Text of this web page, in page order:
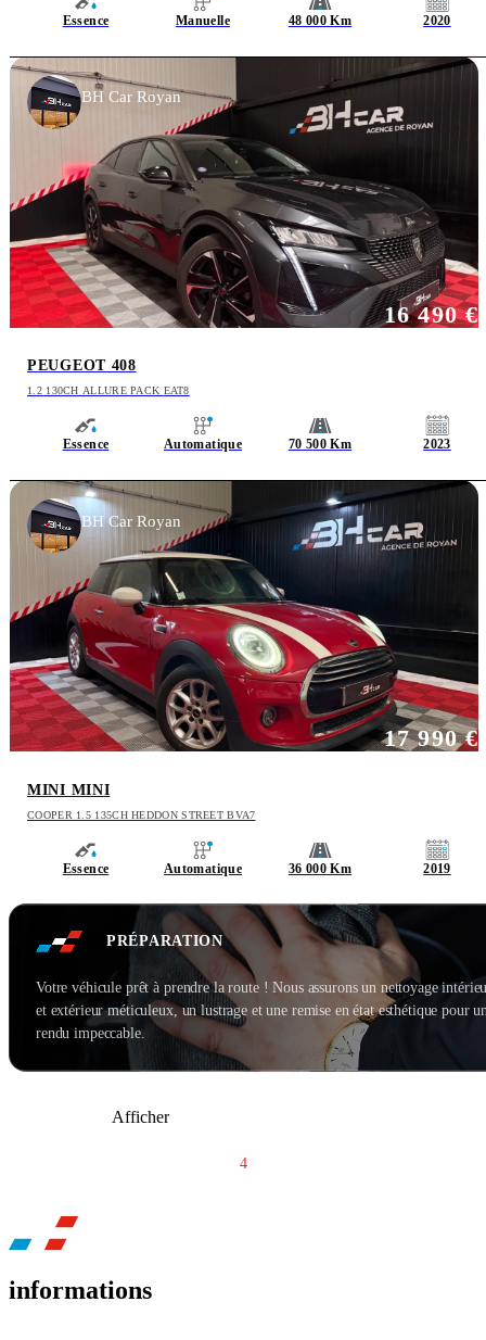
Essence Manuelle 48 000 Km 2020
PEUGEOT 408
1.2 130CH ALLURE PACK EAT8
Essence Automatique 70 500 Km 2023
16 490 €
BH Car Royan
MINI MINI
COOPER 1.5 135CH HEDDON STREET BVA7
Essence Automatique 36 000 Km 2019
17 990 €
BH Car Royan
PRÉPARATION
Votre véhicule prêt à prendre la route ! Nous assurons un nettoyage
et extérieur méticuleux, un lustrage et une remise en état esthétique pour
rendu impeccable.
Afficher
4
informations